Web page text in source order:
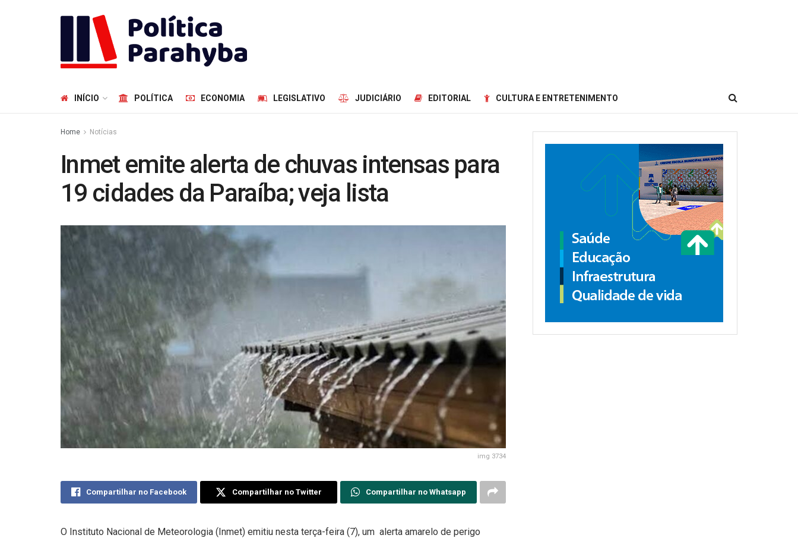
INÍCIO POLÍTICA ECONOMIA LEGISLATIVO JUDICIÁRIO EDITORIAL CULTURA E ENTRETENIMENTO
Home Notícias
Inmet emite alerta de chuvas intensas para
19 cidades da Paraíba; veja lista
img 3734
Compartilhar no Facebook Compartilhar no Twitter Compartilhar no Whatsapp
O Instituto Nacional de Meteorologia (Inmet) emitiu nesta terça-feira (7), um alerta amarelo de perigo